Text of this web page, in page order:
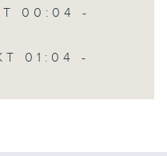
00:04 -
01:04 -